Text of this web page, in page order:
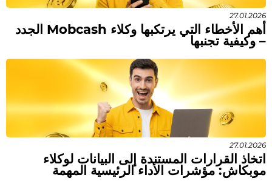
27.01.2026
أهم الأخطاء التي يرتكبها وكلاء Mobcash الجدد
– وكيفية تجنبها
27.01.2026
اتخاذ القرارات المستندة إلى البيانات لوكلاء
موبكاش: مؤشرات الأداء الرئيسية المهمة